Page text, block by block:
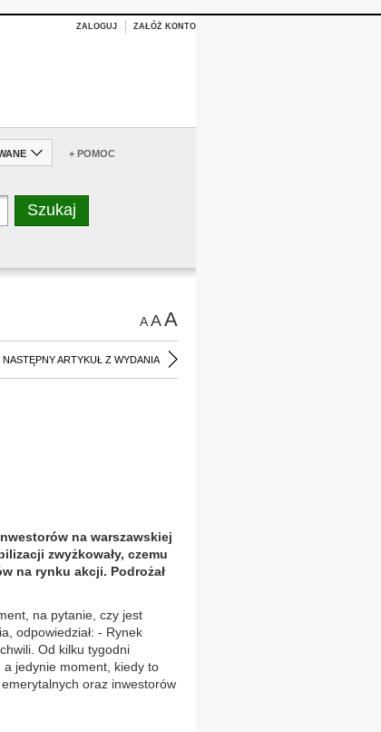
ZALOGUJ ZAŁÓŻ KONTO
+ POMOC
AAA
NASTĘPNY ARTYKUŁ Z WYDANIA
na warszawskiej
zwyżkowały, czemu
na rynku akcji. Podrożał
na pytanie, czy jest
odpowiedział: - Rynek
Od kilku tygodni
jedynie moment, kiedy to
oraz inwestorów